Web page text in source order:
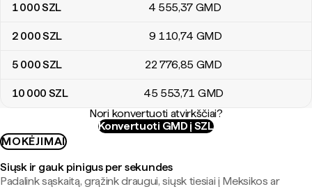
1 000SZL 4 555,37 GMD
2 000SZL 9 110,74 GMD
5 000SZL 22 776,85 GMD
10 000 SZL 45 553,71 GMD
Nori konvertuoti atvirkščiai?
Konvertuoti GMD į SZL
MOKĖJIMAI
Siųsk ir gauk pinigus per sekundes
Padalink sąskaitą, grąžink draugui, siųsk tiesiai į Meksikos ar